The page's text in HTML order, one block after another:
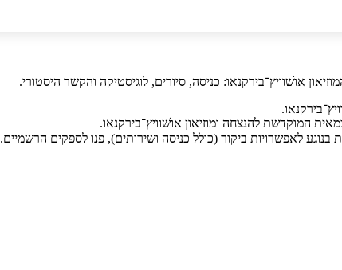
אושׁוויץ־בירקנאו: כניסה, סיורים, לוגיסטיקה והקשר היסטורי.
לאפשרויות ביקור (כולל כניסה ושירותים), פנו לספקים הרשמיים.